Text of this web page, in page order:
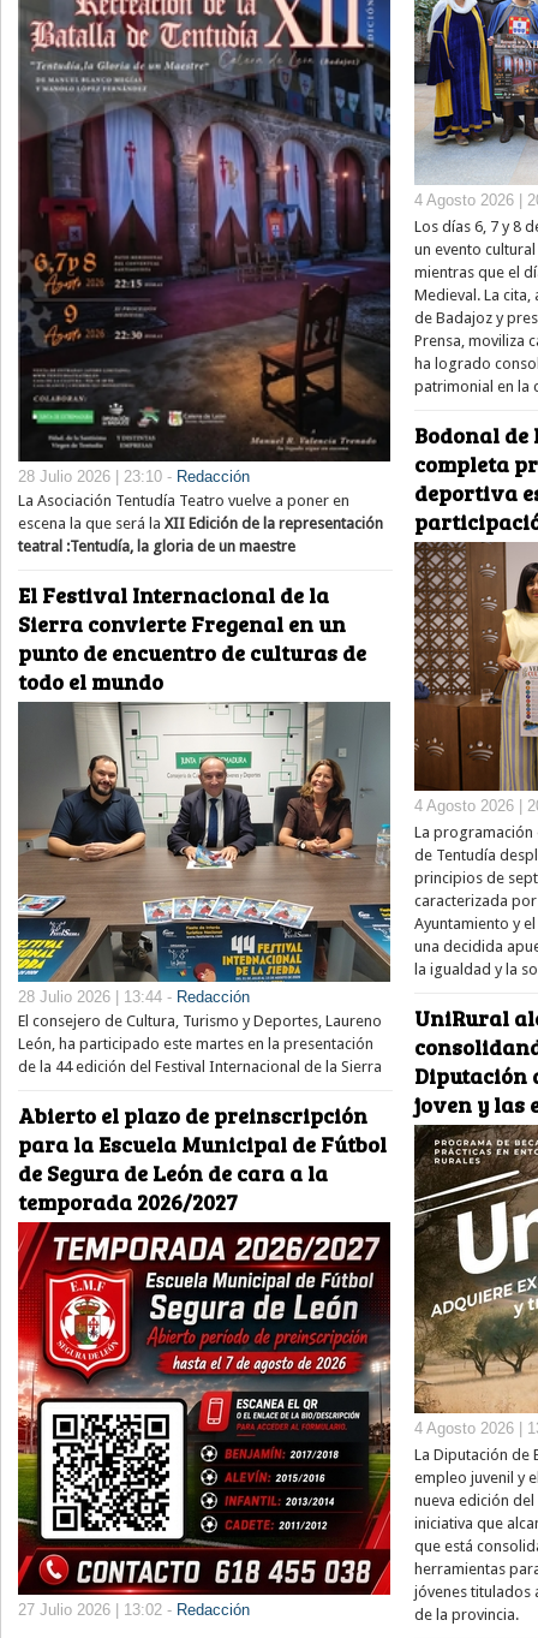
28 Julio 2026 | 23:10 - Redacción
La Asociación Tentudía Teatro vuelve a poner en
escena la que será la XII Edición de la representación
teatral :Tentudía, la gloria de un maestre
El Festival Internacional de la
Sierra convierte Fregenal en un
punto de encuentro de culturas de
todo el mundo
28 Julio 2026 | 13:44 - Redacción
El consejero de Cultura, Turismo y Deportes, Laureno
León, ha participado este martes en la presentación
de la 44 edición del Festival Internacional de la Sierra
Abierto el plazo de preinscripción
para la Escuela Municipal de Fútbol
de Segura de León de cara a la
temporada 2026/2027
27 Julio 2026 | 13:02 - Redacción
4 Agosto 2026 |
Los días 6, 7 y 8
un evento
mientras que el
Medieval. La
de Badajoz y
Prensa, moviliza
ha logrado
patrimonial en la
Bodonal
completa
deportiva
4 Agosto 2026 |
La programación
de Tentudía
principios de
caracterizada
Ayuntamiento y
una decidida
la igualdad y la
UniRural
Diputación
joven y las
4 Agosto 2026 |
La Diputación de
empleo juvenil y
nueva edición
iniciativa que
que está
herramientas
jóvenes titulados
de la provincia.